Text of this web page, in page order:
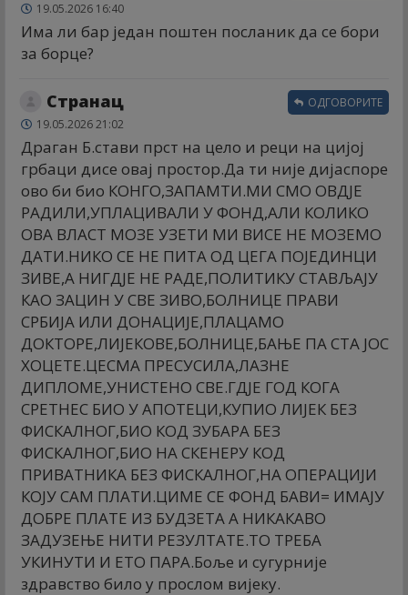
19.05.2026 16:40
Има ли бар један поштен посланик да се бори
за борце?
Странац
19.05.2026 21:02
Драган Б.стави прст на цело и реци на цијој
грбаци дисе овај простор.Да ти није дијаспоре
ово би био КОНГО,ЗАПАМТИ.МИ СМО ОВДЈЕ
РАДИЛИ,УПЛАЦИВАЛИ У ФОНД,АЛИ КОЛИКО
ОВА ВЛАСТ МОЗЕ УЗЕТИ МИ ВИСЕ НЕ МОЗЕМО
ДАТИ.НИКО СЕ НЕ ПИТА ОД ЦЕГА ПОЈЕДИНЦИ
ЗИВЕ,А НИГДЈЕ НЕ РАДЕ,ПОЛИТИКУ СТАВЉАЈУ
КАО ЗАЦИН У СВЕ ЗИВО,БОЛНИЦЕ ПРАВИ
СРБИЈА ИЛИ ДОНАЦИЈЕ,ПЛАЦАМО
ДОКТОРЕ,ЛИЈЕКОВЕ,БОЛНИЦЕ,БАЊЕ ПА СТА ЈОС
ХОЦЕТЕ.ЦЕСМА ПРЕСУСИЛА,ЛАЗНЕ
ДИПЛОМЕ,УНИСТЕНО СВЕ.ГДЈЕ ГОД КОГА
СРЕТНЕС БИО У АПОТЕЦИ,КУПИО ЛИЈЕК БЕЗ
ФИСКАЛНОГ,БИО КОД ЗУБАРА БЕЗ
ФИСКАЛНОГ,БИО НА СКЕНЕРУ КОД
ПРИВАТНИКА БЕЗ ФИСКАЛНОГ,НА ОПЕРАЦИЈИ
КОЈУ САМ ПЛАТИ.ЦИМЕ СЕ ФОНД БАВИ= ИМАЈУ
ДОБРЕ ПЛАТЕ ИЗ БУДЗЕТА А НИКАКАВО
ЗАДУЗЕЊЕ НИТИ РЕЗУЛТАТЕ.ТО ТРЕБА
УКИНУТИ И ЕТО ПАРА.Боље и сугурније
здравство било у прослом вијеку.
ОДГОВОРИТЕ